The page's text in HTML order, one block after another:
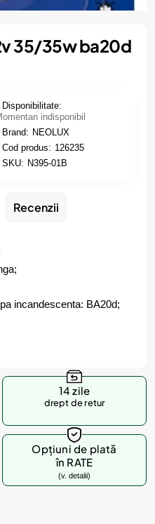
35/35w ba20d
Disponibilitate:
indisponibil
Brand: NEOLUX
Cod produs: 126235
SKU: N395-01B
Recenzii
incandescenta: BA20d;
14 zile
drept de retur
Opțiuni de plată
în RATE
(v. detalii)